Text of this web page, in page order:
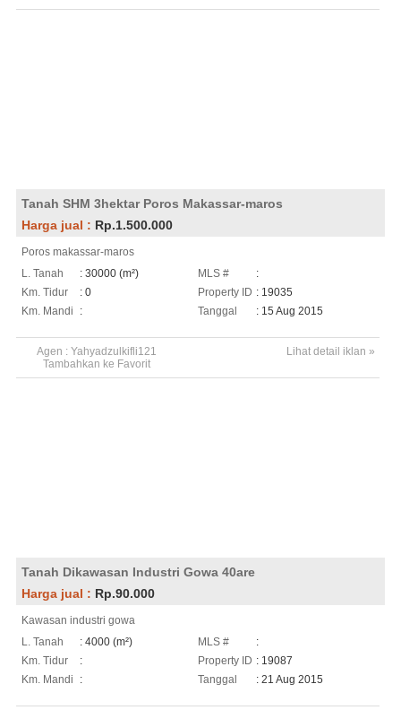
Tanah SHM 3hektar Poros Makassar-maros
Harga jual : Rp.1.500.000
Poros makassar-maros
L. Tanah
: 30000 (m²)
Km. Tidur
: 0
Km. Mandi
:
MLS #
:
Property ID : 19035
Tanggal
: 15 Aug 2015
Agen : Yahyadzulkifli121
Lihat detail iklan »
Tambahkan ke Favorit
Tanah Dikawasan Industri Gowa 40are
Harga jual : Rp.90.000
Kawasan industri gowa
L. Tanah
: 4000 (m²)
Km. Tidur
:
Km. Mandi
:
MLS #
:
Property ID : 19087
Tanggal
: 21 Aug 2015